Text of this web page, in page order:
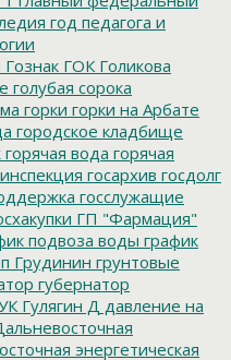
год педагога и
Гознак ГОК Голикова
голубая сорока
горки горки на Арбате
городское кладбище
горячая вода горячая
госархив госдолг
госслужащие
ГП "Фармация"
подвоза воды график
Грудинин грунтовые
губернатор
Гулягин Д давление на
энергетическая